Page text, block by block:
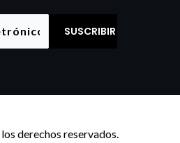
derechos reservados.